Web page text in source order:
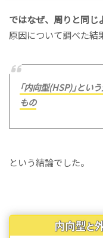
ではなぜ、周りと同じ
原因について調べた
｢内向型(HSP)｣とい
もの
という結論でした。